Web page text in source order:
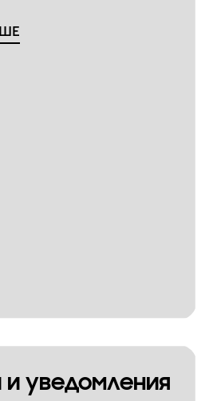
и уведомления